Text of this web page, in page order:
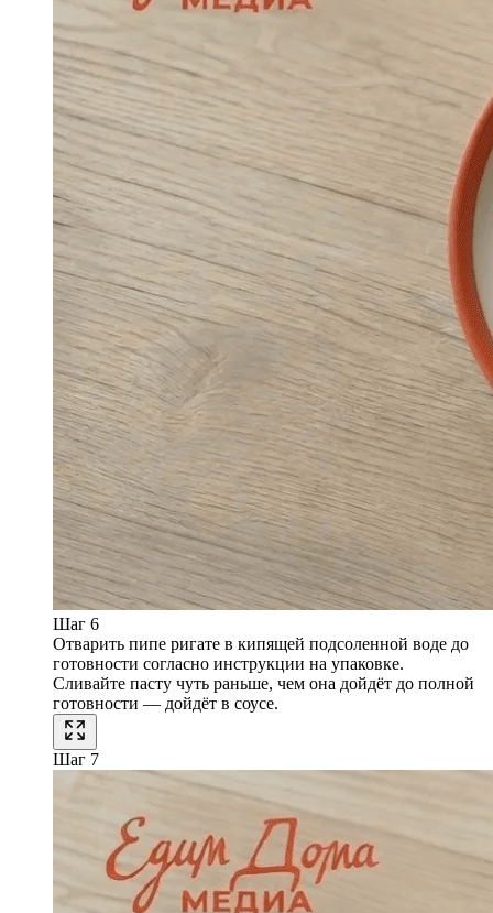
Шаг 6
Отварить пипе ригате в кипящей подсоленной воде до
готовности согласно инструкции на упаковке.
Сливайте пасту чуть раньше, чем она дойдёт до полной
готовности — дойдёт в соусе.
Шаг 7